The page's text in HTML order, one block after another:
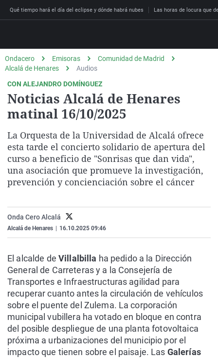
Qué tiempo hará el día del eclipse y dónde habrá nubes Las horas de locura que
Programas
Julia en la onda
La brújula
Radioestadio
El colegio invisible
Como el perro y el
Podcast
Expedientes del más
El viaje del Guernica
Invisibles
Esto no ha pasado
Equipo de
Operación Viuda
Baleares
Cantabria
Cataluña
Comunitat Valenciana
La Rioja
Navarra
País Vasco
Economía
Deportes
Tenis
Motor
El tiempo
Más noticias
Salud
Cultura
Ciencia y Tecnología
Medio ambiente
Elecciones
Ondacero Emisoras
Comunidad de Madrid
Alcalá de Henares
Audios
CON ALEJANDRO DOMÍNGUEZ
Noticias Alcalá de Henares
matinal 16/10/2025
La Orquesta de la Universidad de Alcalá ofrece
esta tarde el concierto solidario de apertura del
curso a beneficio de "Sonrisas que dan vida",
una asociación que promueve la investigación,
prevención y concienciación sobre el cáncer
Onda Cero Alcalá
Alcalá de Henares 16.10.2025 09:46
El alcalde de Villalbilla ha pedido a la Dirección
General de Carreteras y a la Consejería de
Transportes e Infraestructuras agilidad para
recuperar cuanto antes la circulación de vehículos
sobre el puente del Zulema. La corporación
municipal vubillera ha votado en bloque en contra
del posible despliegue de una planta fotovoltaica
próxima a urbanizaciones del municipio por el
impacto que tienen sobre el paisaje. Las Galerías